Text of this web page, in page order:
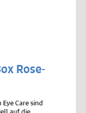
Rose-
Care sind